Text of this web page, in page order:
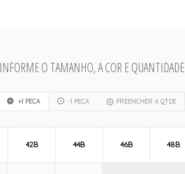
INFORME O TAMANHO, A COR E QUANTIDADE
+1 PEÇA -1 PEÇA PREENCHER A QTDE
42B 44B 46B 48B